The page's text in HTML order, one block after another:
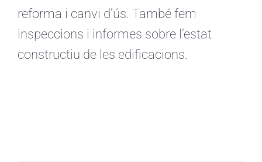
reforma i canvi d’ús. També fem
inspeccions i informes sobre l’estat
constructiu de les edificacions.